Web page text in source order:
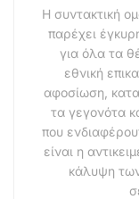
Η συντακτική
παρέχει
για όλα τα
εθνική
αφοσίωση,
τα γεγονότα
που
είναι η
κάλυψη